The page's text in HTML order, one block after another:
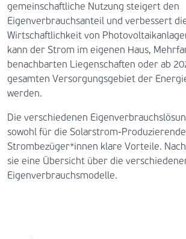
gemeinschaftliche Nutzung steigert den
Eigenverbrauchsanteil und verbessert
Wirtschaftlichkeit von
kann der Strom im eigenen Haus,
benachbarten Liegenschaften oder ab
gesamten Versorgungsgebiet der
werden.
Die verschiedenen
sowohl für die Solarstrom-
Strombezüger*innen klare Vorteile.
sie eine Übersicht über die
Eigenverbrauchsmodelle.